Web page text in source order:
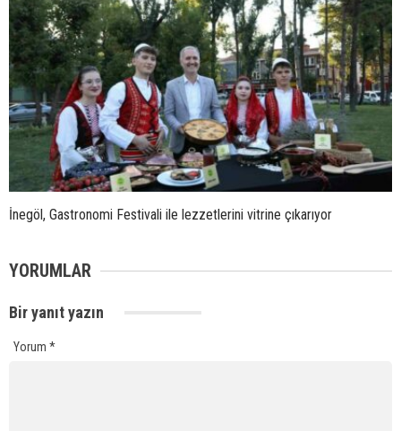
İnegöl, Gastronomi Festivali ile lezzetlerini vitrine çıkarıyor
YORUMLAR
Bir yanıt yazın
Yorum *